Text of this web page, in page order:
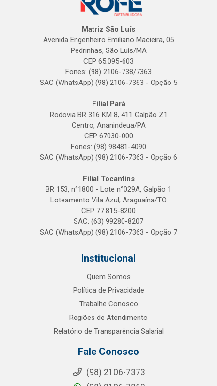
Matriz São Luís
Avenida Engenheiro Emiliano Macieira, 05
Pedrinhas, São Luís/MA
CEP 65.095-603
Fones: (98) 2106-738/7363
SAC (WhatsApp) (98) 2106-7363 - Opção 5
Filial Pará
Rodovia BR 316 KM 8, 411 Galpão Z1
Centro, Ananindeua/PA
CEP 67030-000
Fones: (98) 98481-4090
SAC (WhatsApp) (98) 2106-7363 - Opção 6
Filial Tocantins
BR 153, n°1800 - Lote n°029A, Galpão 1
Loteamento Vila Azul, Araguaína/TO
CEP 77.815-8200
SAC: (63) 99280-8207
SAC (WhatsApp) (98) 2106-7363 - Opção 7
Institucional
Quem Somos
Política de Privacidade
Trabalhe Conosco
Regiões de Atendimento
Relatório de Transparência Salarial
Fale Conosco
(98) 2106-7373